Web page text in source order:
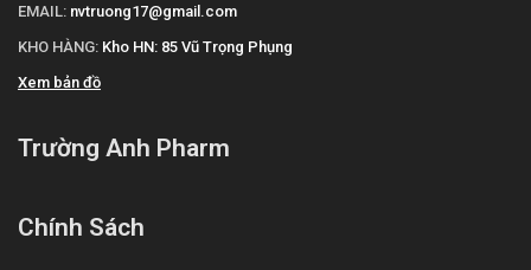
EMAIL: nvtruong17@gmail.com
KHO HÀNG: Kho HN: 85 Vũ Trọng Phụng
Xem bản đồ
Trường Anh Pharm
Chính Sách